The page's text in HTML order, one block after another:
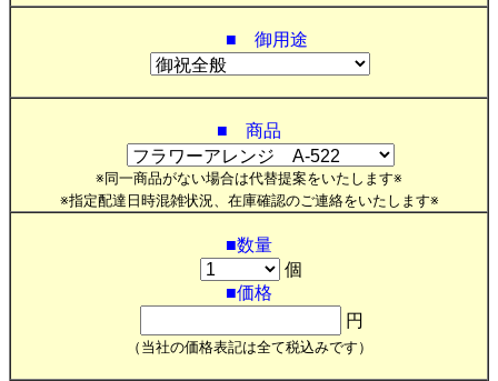
■ 御用途
■ 商品
※同一商品がない場合は代替提案をいたします※
※指定配達日時混雑状況、在庫確認のご連絡をいたします※
■数量
個
■価格
円
（当社の価格表記は全て税込みです）